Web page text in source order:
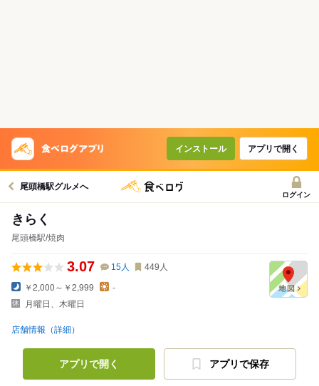
インストール アプリで開く
尾頭橋駅グルメへ
ログイン
きらく
尾頭橋駅/焼肉
3.07 15人 449 人
￥2,000～￥2,999
-
月曜日、木曜日
店舗情報（詳細）
アプリで開く アプリで保存